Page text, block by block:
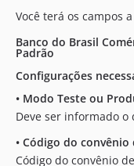
Você terá os campos
Banco do Brasil
Padrão
Configurações
• Modo Teste ou
Deve ser informado
• Código do convênio
Código do convênio